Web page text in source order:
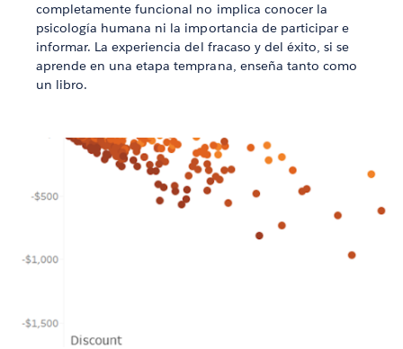
completamente funcional no implica conocer la
psicología humana ni la importancia de participar e
informar. La experiencia del fracaso y del éxito, si se
aprende en una etapa temprana, enseña tanto como
un libro.